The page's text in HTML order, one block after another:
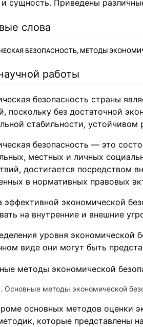
и сущность. Приведены
слова
БЕЗОПАСНОСТЬ, МЕТОДЫ
работы
безопасность страны
поскольку без достаточной
стабильности,
безопасность — это
местных и личных
достигается посредством
в нормативных правовых
эффективной экономической
на внутренние и внешние
уровня экономической
виде они могут быть
Основные методы экономической
основных методов оценки
которые представлены